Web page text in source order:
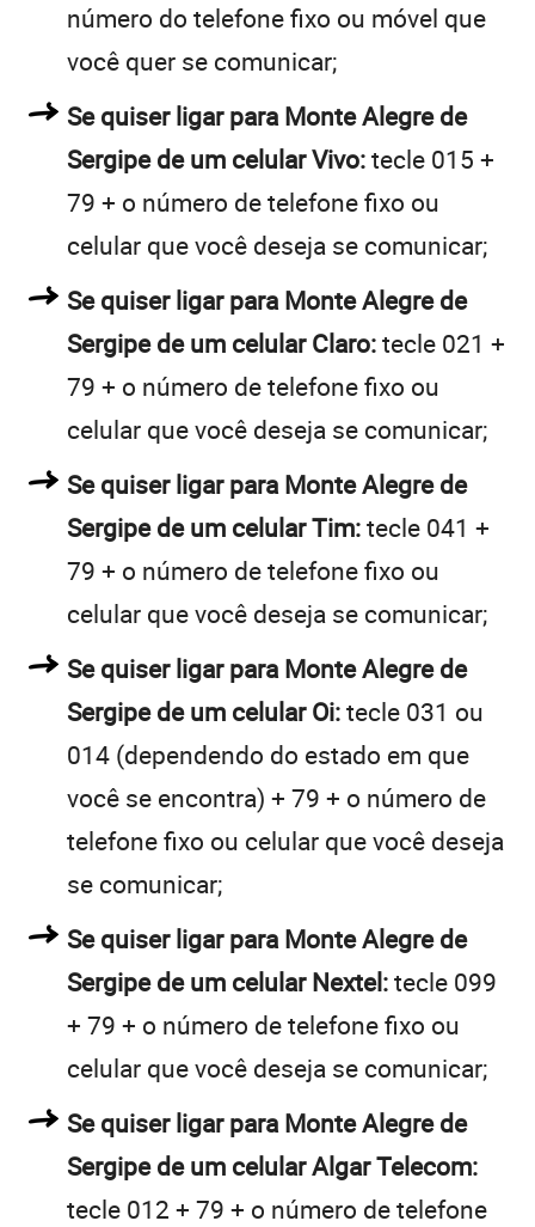
número do telefone fixo ou móvel que
você quer se comunicar;
Se quiser ligar para Monte Alegre de
Sergipe de um celular Vivo:tecle 015 +
79 + o número de telefone fixo ou
celular que você deseja se comunicar;
Se quiser ligar para Monte Alegre de
Sergipe de um celular Claro:tecle 021 +
79 + o número de telefone fixo ou
celular que você deseja se comunicar;
Se quiser ligar para Monte Alegre de
Sergipe de um celular Tim:tecle 041 +
79 + o número de telefone fixo ou
celular que você deseja se comunicar;
Se quiser ligar para Monte Alegre de
Sergipe de um celular Oi:tecle 031 ou
014 (dependendo do estado em que
você se encontra) + 79 + o número de
telefone fixo ou celular que você deseja
se comunicar;
Se quiser ligar para Monte Alegre de
Sergipe de um celular Nextel:tecle 099
+ 79 + o número de telefone fixo ou
celular que você deseja se comunicar;
Se quiser ligar para Monte Alegre de
Sergipe de um celular Algar Telecom:
tecle 012 + 79 + o número de telefone